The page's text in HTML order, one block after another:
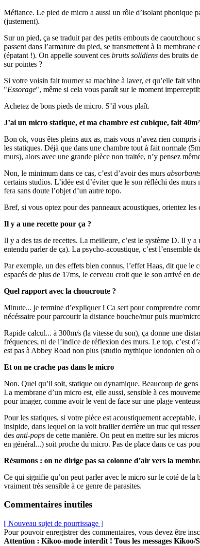
Méfiance. Le pied de micro a aussi un rôle d’isolant phonique
(justement).
Sur un pied, ça se traduit par des petits embouts de caoutchouc
passent dans l’armature du pied, se transmettent à la
(épatant !). On appelle souvent ces bruits solidiens des bruits de
sur pointes ?
Si votre voisin fait tourner sa machine à laver, et qu’elle fait
"Essorage", même si cela vous paraît sur le moment
Achetez de bons pieds de micro. S’il vous plaît.
J’ai un micro statique, et ma chambre est cubique, fait
Bon ok, vous êtes pleins aux as, mais vous n’avez rien
les statiques. Déjà que dans une chambre tout à fait normale
murs), alors avec une grande pièce non traitée, n’y pensez
Non, le minimum dans ce cas, c’est d’avoir des murs
certains studios. L’idée est d’éviter que le son réfléchi des
fera sans doute l’objet d’un autre topo.
Bref, si vous optez pour des panneaux acoustiques, orientez les
Il y a une recette pour ça ?
Il y a des tas de recettes. La meilleure, c’est le système D. Il y
entendu parler de ça). La psycho-acoustique, c’est l’ensemble
Par exemple, un des effets bien connus, l’effet Haas, dit que
espacés de plus de 17ms, le cerveau croit que le son arrivé en
Quel rapport avec la choucroute ?
Minute... je termine d’expliquer ! Ca sert pour comprendre
nécéssaire pour parcourir la distance bouche/mur puis mur/
Rapide calcul... à 300m/s (la vitesse du son), ça donne une
fréquences, ni de l’indice de réflexion des murs. Le top, c’est
est pas à Abbey Road non plus (studio mythique londonien où
Et on ne crache pas dans le micro
Non. Quel qu’il soit, statique ou dynamique. Beaucoup de
La membrane d’un micro est, elle aussi, sensible à ces
pour imager, comme avoir le vent de face sur une plage
Pour les statiques, si votre pièce est acoustiquement
insipide, dans lequel on la voit brailler derrière un truc qui
des anti-pops de cette manière. On peut en mettre sur les
en général...) soit proche du micro. Pas de place dans ce cas
Résumons : on ne dirige pas sa colonne d’air vers la
Ce qui signifie qu’on peut parler avec le micro sur le coté de la
vraiment très sensible à ce genre de parasites.
Commentaires inutiles
[ Nouveau sujet de pourrissage ]
Pour pouvoir enregistrer des commentaires, vous devez être
Attention : Kikoo-mode interdit ! Tous les messages Kikoo/